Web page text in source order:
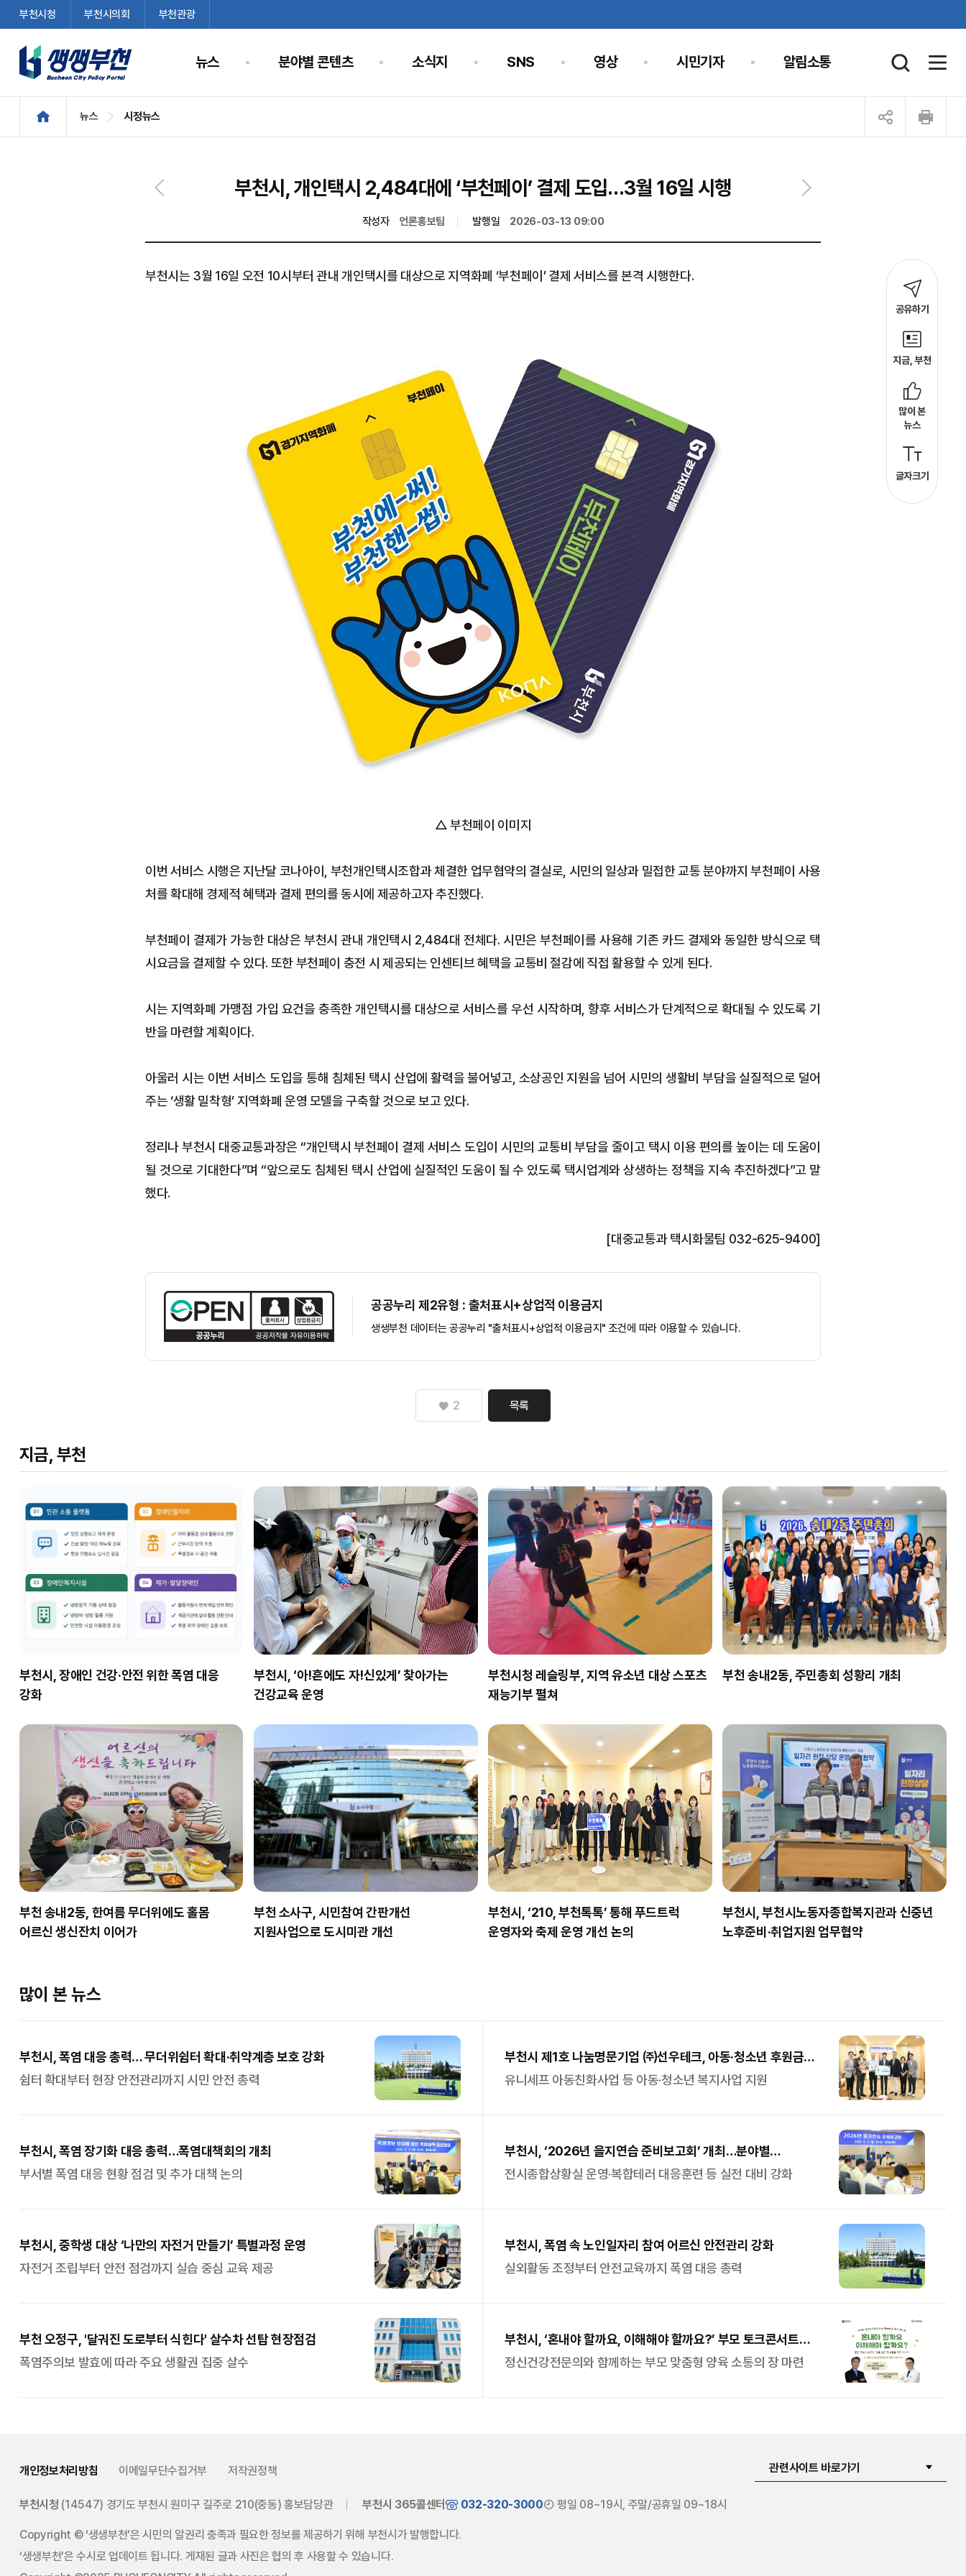
부천시청 부천시의회 부천관광
뉴스 분야별 콘텐츠 소식지 SNS 영상 시민기자 알림소통
뉴스 시정뉴스
공유하기
지금, 부천
많이 본
뉴스
글자크기
부천시, 개인택시 2,484대에 ‘부천페이’ 결제 도입…3월 16일 시행
작성자 언론홍보팀 발행일 2026-03-13 09:00
부천시는 3월 16일 오전 10시부터 관내 개인택시를 대상으로 지역화폐 ‘부천페이’ 결제 서비스를 본격 시행한다.
△ 부천페이 이미지
이번 서비스 시행은 지난달 코나아이, 부천개인택시조합과 체결한 업무협약의 결실로, 시민의 일상과 밀접한 교통 분야까지 부천페이 사용
처를 확대해 경제적 혜택과 결제 편의를 동시에 제공하고자 추진했다.
부천페이 결제가 가능한 대상은 부천시 관내 개인택시 2,484대 전체다. 시민은 부천페이를 사용해 기존 카드 결제와 동일한 방식으로 택
시요금을 결제할 수 있다. 또한 부천페이 충전 시 제공되는 인센티브 혜택을 교통비 절감에 직접 활용할 수 있게 된다.
시는 지역화폐 가맹점 가입 요건을 충족한 개인택시를 대상으로 서비스를 우선 시작하며, 향후 서비스가 단계적으로 확대될 수 있도록 기
반을 마련할 계획이다.
아울러 시는 이번 서비스 도입을 통해 침체된 택시 산업에 활력을 불어넣고, 소상공인 지원을 넘어 시민의 생활비 부담을 실질적으로 덜어
주는 ‘생활 밀착형’ 지역화폐 운영 모델을 구축할 것으로 보고 있다.
정리나 부천시 대중교통과장은 “개인택시 부천페이 결제 서비스 도입이 시민의 교통비 부담을 줄이고 택시 이용 편의를 높이는 데 도움이
될 것으로 기대한다”며 “앞으로도 침체된 택시 산업에 실질적인 도움이 될 수 있도록 택시업계와 상생하는 정책을 지속 추진하겠다”고 말
했다.
[대중교통과 택시화물팀 032-625-9400]
공공누리 제2유형 : 출처표시+상업적 이용금지
생생부천 데이터는 공공누리 "출처표시+상업적 이용금지" 조건에 따라 이용할 수 있습니다.
2 목록
지금, 부천
부천시, 장애인 건강·안전 위한 폭염 대응
강화
부천시, ‘아!흔에도 자!신있게’ 찾아가는
건강교육 운영
부천시청 레슬링부, 지역 유소년 대상 스포츠
재능기부 펼쳐
부천 송내2동, 주민총회 성황리 개최
부천 송내2동, 한여름 무더위에도 홀몸
어르신 생신잔치 이어가
부천 소사구, 시민참여 간판개선
지원사업으로 도시미관 개선
부천시, ‘210, 부천톡톡’ 통해 푸드트럭
운영자와 축제 운영 개선 논의
부천시, 부천시노동자종합복지관과 신중년
노후준비·취업지원 업무협약
많이 본 뉴스
부천시, 폭염 대응 총력… 무더위쉼터 확대·취약계층 보호 강화
쉼터 확대부터 현장 안전관리까지 시민 안전 총력
부천시 제1호 나눔명문기업 ㈜선우테크, 아동·청소년 후원금
1억 원 기탁
유니세프 아동친화사업 등 아동·청소년 복지사업 지원
부천시, 폭염 장기화 대응 총력…폭염대책회의 개최
부서별 폭염 대응 현황 점검 및 추가 대책 논의
부천시, ‘2026년 을지연습 준비보고회’ 개최…분야별
추진계획 점검
전시종합상황실 운영·복합테러 대응훈련 등 실전 대비 강화
부천시, 중학생 대상 ‘나만의 자전거 만들기’ 특별과정 운영
자전거 조립부터 안전 점검까지 실습 중심 교육 제공
부천시, 폭염 속 노인일자리 참여 어르신 안전관리 강화
실외활동 조정부터 안전교육까지 폭염 대응 총력
부천 오정구, '달궈진 도로부터 식힌다' 살수차 선탑 현장점검
폭염주의보 발효에 따라 주요 생활권 집중 살수
부천시, ‘혼내야 할까요, 이해해야 할까요?’ 부모 토크콘서트
개최
정신건강전문의와 함께하는 부모 맞춤형 양육 소통의 장 마련
개인정보처리방침 이메일무단수집거부 저작권정책 관련사이트 바로가기
부천시청 (14547) 경기도 부천시 원미구 길주로 210(중동) 홍보담당관 부천시 365콜센터 032-320-3000 평일 08~19시, 주말/공휴일 09~18시
Copyright © ‘생생부천’은 시민의 알권리 충족과 필요한 정보를 제공하기 위해 부천시가 발행합니다.
‘생생부천’은 수시로 업데이트 됩니다. 게재된 글과 사진은 협의 후 사용할 수 있습니다.